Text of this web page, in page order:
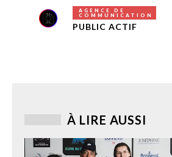
AGENCE DE
COMMUNICATION
PUBLIC ACTIF
À LIRE AUSSI